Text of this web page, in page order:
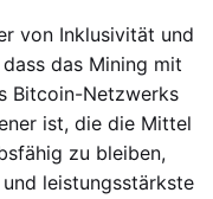
von Inklusivität und
das Mining mit
Bitcoin-Netzwerks
ist, die die Mittel
zu bleiben,
leistungsstärkste